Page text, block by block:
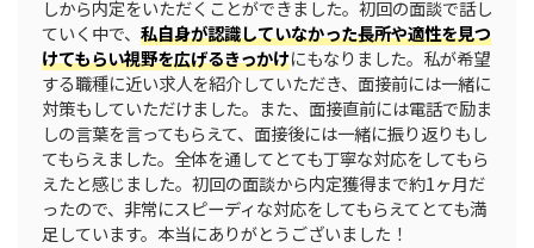
しから内定をいただくことができました。初回の面談で話し
ていく中で、 私自身が認識していなかった長所や適性を見つ
けてもらい視野を広げるきっかけにもなりました。私が希望
する職種に近い求人を紹介していただき、面接前には一緒に
対策もしていただけました。また、面接直前には電話で励ま
しの言葉を言ってもらえて、面接後には一緒に振り返りもし
てもらえました。全体を通してとても丁寧な対応をしてもら
えたと感じました。初回の面談から内定獲得まで約1ヶ月だ
ったので、非常にスピーディな対応をしてもらえてとても満
足しています。本当にありがとうございました！